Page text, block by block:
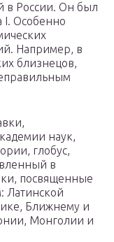
в России. Он был
I. Особенно
Например, в
близнецов,
наук,
глобус,
в
посвященные
Латинской
Ближнему и
Монголии и